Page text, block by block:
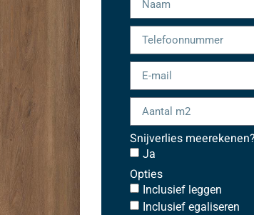
Snijverlies meerekenen?
Ja
Opties
Inclusief leggen
Inclusief egaliseren